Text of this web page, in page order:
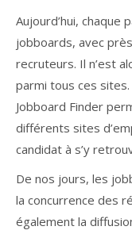
Aujourd’hui,
jobboards, avec
recruteurs. Il n’est
parmi tous ces
Jobboard Finder
différents sites
candidat à s’y
De nos jours, les
la concurrence des
également la